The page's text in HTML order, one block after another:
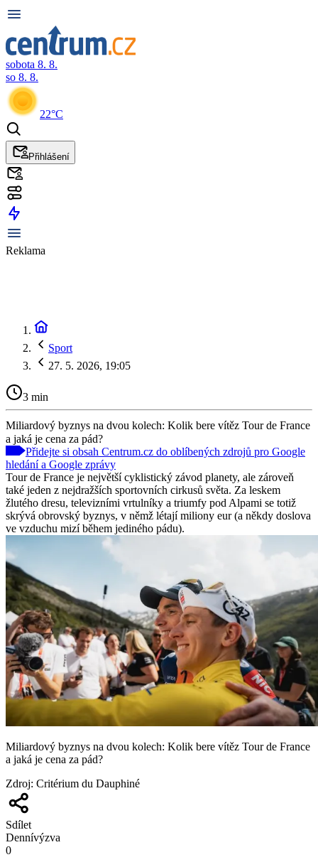
sobota 8. 8.
so 8. 8.
22°C
Přihlášení
Reklama
Sport
27. 5. 2026, 19:05
3 min
Miliardový byznys na dvou kolech: Kolik bere vítěz Tour de France
a jaká je cena za pád?
Přidejte si obsah Centrum.cz do oblíbených zdrojů pro Google
hledání a Google zprávy
Tour de France je největší cyklistický závod planety, ale zároveň
také jeden z nejdražších sportovních cirkusů světa. Za leskem
žlutého dresu, televizními vrtulníky a triumfy pod Alpami se totiž
skrývá obrovský byznys, v němž létají miliony eur (a někdy doslova
ve vzduchu mizí během jediného pádu).
Miliardový byznys na dvou kolech: Kolik bere vítěz Tour de France
a jaká je cena za pád?
Zdroj: Critérium du Dauphiné
Sdílet
Dennívýzva
0